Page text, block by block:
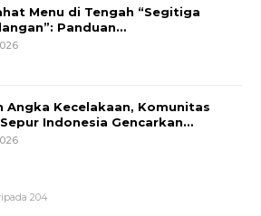
Menu di Tengah “Segitiga
Panduan…
Angka Kecelakaan, Komunitas
Indonesia Gencarkan…
204